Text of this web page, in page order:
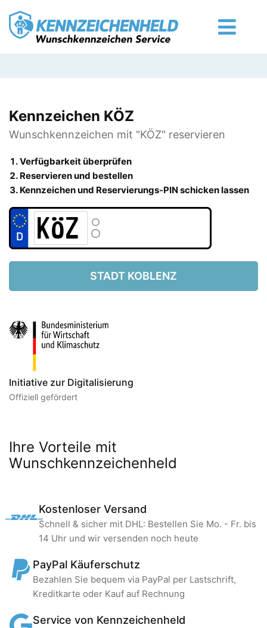
Kennzeichen KÖZ
Wunschkennzeichen mit "KÖZ" reservieren
Verfügbarkeit überprüfen
Reservieren und bestellen
Kennzeichen und Reservierungs-PIN schicken lassen
STADT KOBLENZ
Initiative zur Digitalisierung
Offiziell gefördert
Ihre Vorteile mit
Wunschkennzeichenheld
Kostenloser Versand
Schnell & sicher mit DHL: Bestellen Sie Mo. - Fr. bis
14 Uhr und wir versenden noch heute
PayPal Käuferschutz
Bezahlen Sie bequem via PayPal per Lastschrift,
Kreditkarte oder Kauf auf Rechnung
Service von Kennzeichenheld